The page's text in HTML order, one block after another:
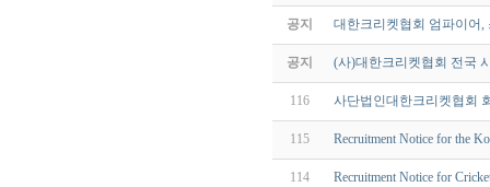
공지 대한크리켓협회 엄파이어,
공지 (사)대한크리켓협회 전국
116 사단법인대한크리켓협회
115 Recruitment Notice for the
114 Recruitment Notice for